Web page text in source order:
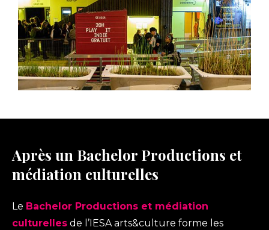
Après un Bachelor Productions et
médiation culturelles
Le Bachelor Productions et médiation
culturelles de l’IESA arts&culture forme les